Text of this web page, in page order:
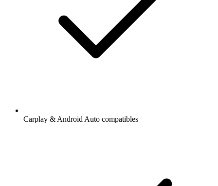
Carplay & Android Auto compatibles